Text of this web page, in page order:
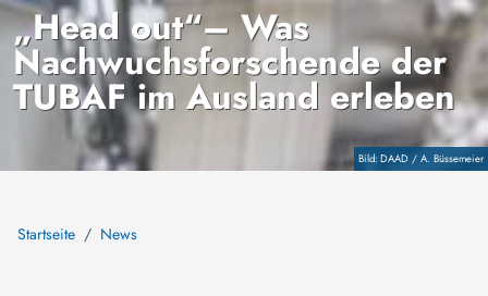
CopyrightDAAD / A. Büssemeier
„Head out“– Was
Nachwuchsforschende der
TUBAF im Ausland erleben
Startseite News